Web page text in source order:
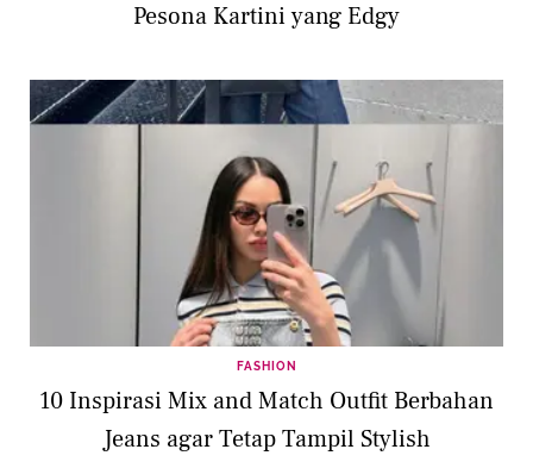
Pesona Kartini yang Edgy
FASHION
10 Inspirasi Mix and Match Outfit Berbahan
Jeans agar Tetap Tampil Stylish